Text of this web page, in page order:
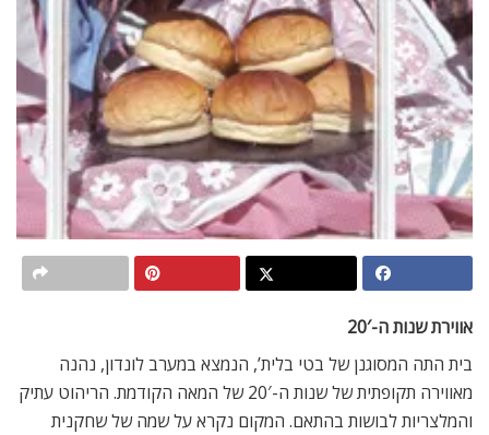
אווירת שנות ה-20′
בית התה המסוגנן של בטי בלית’, הנמצא במערב לונדון, נהנה
מאווירה תקופתית של שנות ה-20′ של המאה הקודמת. הריהוט עתיק
והמלצריות לבושות בהתאם. המקום נקרא על שמה של שחקנית